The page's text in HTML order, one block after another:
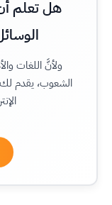
هل تعلم
ولأنَّ اللغات
الشعوب، يقدم